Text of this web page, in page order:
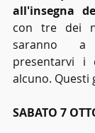
all'insegna
con tre dei
saranno a
presentarvi i
alcuno. Questi
SABATO 7